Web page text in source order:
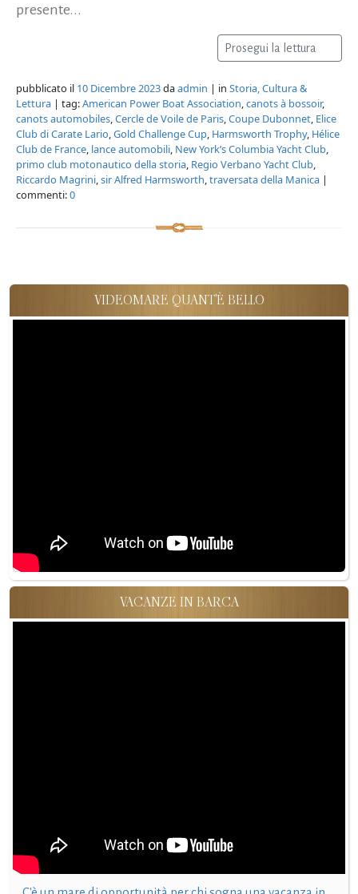
presente...
Prosegui la lettura
pubblicato il 10 Dicembre 2023daadmin | in Storia, Cultura &
Lettura | tag:American Power Boat Association,canots à bossoir,
canots automobiles,Cercle de Voile de Paris,Coupe Dubonnet, Elice
Club di Carate Lario,Gold Challenge Cup, Harmsworth Trophy, Hélice
Club de France, lance automobili, New York’s Columbia Yacht Club,
primo club motonautico della storia, Regio Verbano Yacht Club,
Riccardo Magrini,sir Alfred Harmsworth,traversata della Manica |
commenti:0
VIDEOMARE QUANT'È BELLO
VACANZE IN BARCA